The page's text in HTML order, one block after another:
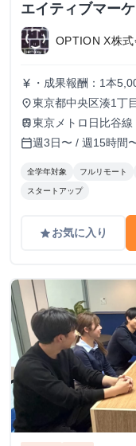
エイティブマー
OPTION X株式
currency_yen ・成果報酬：1本
※経験、実績、能力
合変動あり
place東京都中央区湊1丁
train東京メトロ日比谷線
分
calendar_today週3日〜 / 週15時間
全学年対象 フルリモート
スタートアップ
gradeお気に入り